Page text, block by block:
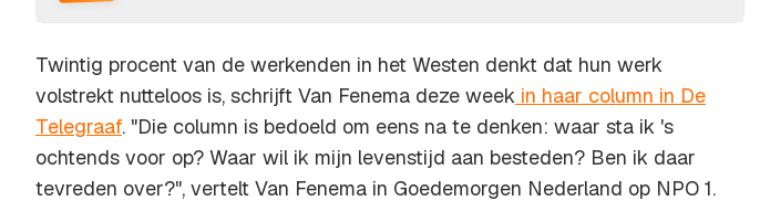
Twintig procent van de werkenden in het Westen denkt dat hun werk
volstrekt nutteloos is, schrijft Van Fenema deze week in haar column in De
Telegraaf. "Die column is bedoeld om eens na te denken: waar sta ik 's
ochtends voor op? Waar wil ik mijn levenstijd aan besteden? Ben ik daar
tevreden over?", vertelt Van Fenema in Goedemorgen Nederland op NPO 1.